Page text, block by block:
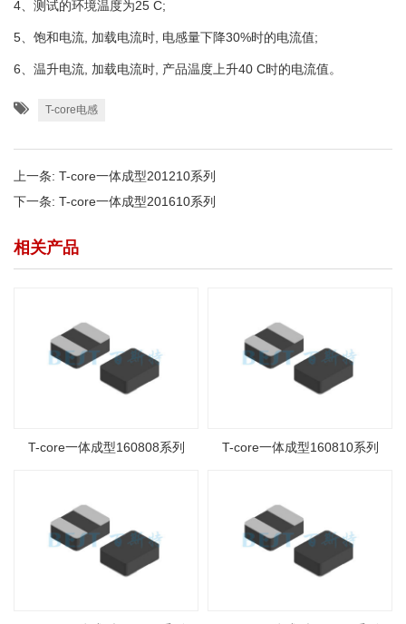
4、测试的环境温度为25 C;
5、饱和电流, 加载电流时, 电感量下降30%时的电流值;
6、温升电流, 加载电流时, 产品温度上升40 C时的电流值。
T-core电感
上一条: T-core一体成型201210系列
下一条: T-core一体成型201610系列
相关产品
T-core一体成型160808系列 T-core一体成型160810系列